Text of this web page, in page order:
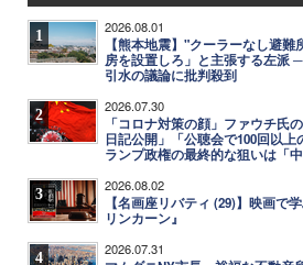
1 2026.08.01
【熊本地震】"クーラーなし避
房を設置しろ」と主張する左派
引水の議論に批判殺到
2 2026.07.30
「コロナ対策の顔」ファウチ氏
日記公開」「公聴会で100回以
ランプ政権の最終的な狙いは「
3 2026.08.02
【名画座リバティ (29)】映画で
リンカーン』
4 2026.07.31